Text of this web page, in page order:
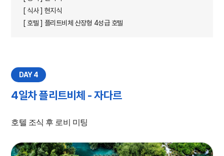
[ 식사 ] 현지식
[ 호텔 ] 플리트비체 산장형 4성급 호텔
DAY 4
4일차 플리트비체 - 자다르
호텔 조식 후 로비 미팅